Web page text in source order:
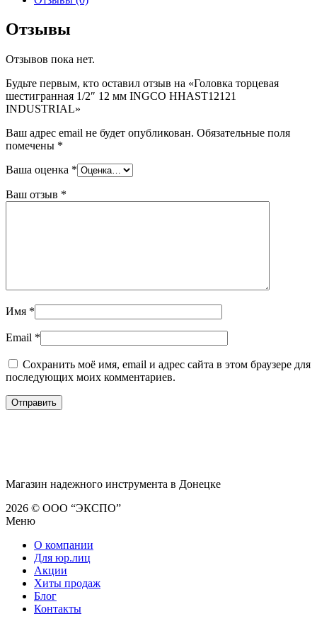
Отзывы
Отзывов пока нет.
Будьте первым, кто оставил отзыв на «Головка торцевая
шестигранная 1/2″ 12 мм INGCO HHAST12121
INDUSTRIAL»
Ваш адрес email не будет опубликован. Обязательные поля
помечены *
Ваша оценка *
Ваш отзыв *
Имя *
Email *
Сохранить моё имя, email и адрес сайта в этом браузере для
последующих моих комментариев.
Магазин надежного инструмента в Донецке
2026 © ООО “ЭКСПО”
Меню
О компании
Для юр.лиц
Акции
Хиты продаж
Блог
Контакты